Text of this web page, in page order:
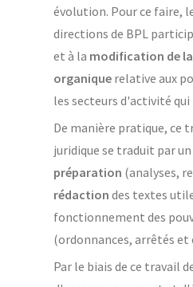
évolution. Pour ce faire,
directions de BPL
et à la modification de
organiquerelative aux
les secteurs d'activité
De manière pratique, ce
juridique se traduit par
préparation (analyses,
rédaction des textes
fonctionnement des
(ordonnances, arrêtés et
Par le biais de ce travail